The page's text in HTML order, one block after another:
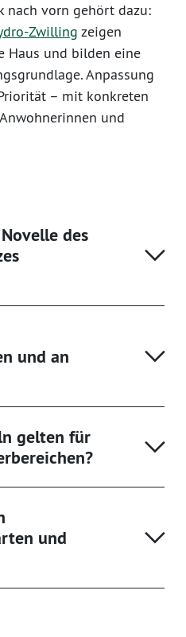
nach vorn gehört dazu:
Zwilling zeigen
Haus und bilden eine
Anpassung
– mit konkreten
und
des
und an
gelten für
und